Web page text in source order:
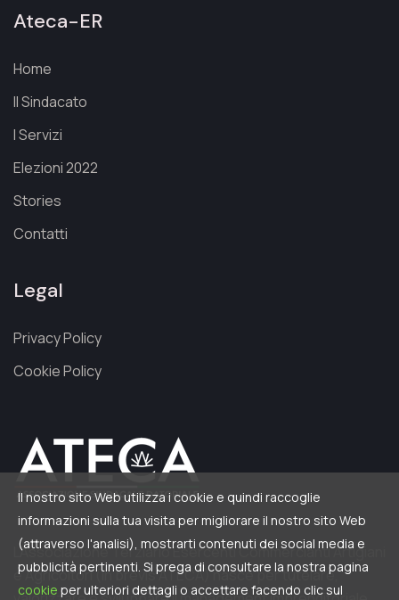
Ateca-ER
Home
Il Sindacato
I Servizi
Elezioni 2022
Stories
Contatti
Legal
Privacy Policy
Cookie Policy
L’Associazione Terziario Esercenti Commercianti Artigiani
e Agricoltori (in brevis ATECA) nasce per tutelare,
Il nostro sito Web utilizza i cookie e quindi raccoglie
informazioni sulla tua visita per migliorare il nostro sito Web
(attraverso l'analisi), mostrarti contenuti dei social media e
pubblicità pertinenti. Si prega di consultare la nostra pagina
cookie per ulteriori dettagli o accettare facendo clic sul